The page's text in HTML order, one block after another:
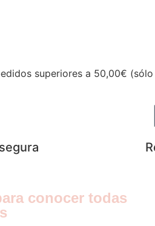
superiores a 50,00€
conocer todas